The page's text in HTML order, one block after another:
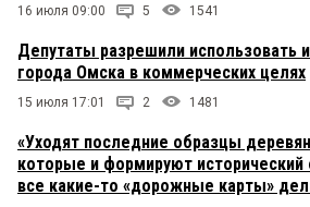
16 июля 09:00 5 1541
Депутаты разрешили использовать
города Омска в коммерческих целях
15 июля 17:01 2 1481
«Уходят последние образцы
которые и формируют
все какие-то «дорожные карты»